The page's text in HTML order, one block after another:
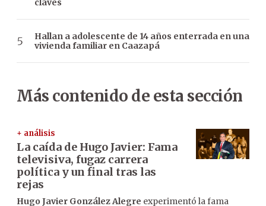
claves
Hallan a adolescente de 14 años enterrada en una
vivienda familiar en Caazapá
Más contenido de esta sección
+ análisis
La caída de Hugo Javier: Fama
televisiva, fugaz carrera
política y un final tras las
rejas
Hugo Javier González Alegre experimentó la fama